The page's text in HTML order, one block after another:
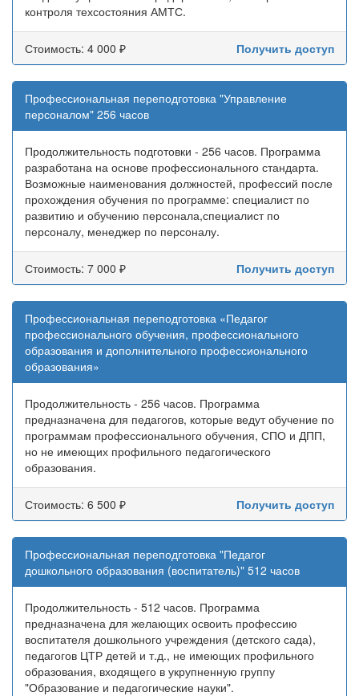
контроля техсостояния АМТС.
Стоимость: 4 000 ₽ Получить доступ
Профессиональная переподготовка "Управление
персоналом" 256 часов
Продолжительность подготовки - 256 часов. Программа
разработана на основе профессионального стандарта.
Возможные наименования должностей, профессий после
прохождения обучения по программе: специалист по
развитию и обучению персонала,специалист по
персоналу, менеджер по персоналу.
Стоимость: 7 000 ₽ Получить доступ
Профессиональная переподготовка «Педагог
профессионального обучения, профессионального
образования и дополнительного профессионального
образования»
Продолжительность - 256 часов. Программа
предназначена для педагогов, которые ведут обучение по
программам профессионального обучения, СПО и ДПП,
но не имеющих профильного педагогического
образования.
Стоимость: 6 500 ₽ Получить доступ
Профессиональная переподготовка "Педагог
дошкольного образования (воспитатель)" 512 часов
Продолжительность - 512 часов. Программа
предназначена для желающих освоить профессию
воспитателя дошкольного учреждения (детского сада),
педагогов ЦТР детей и т.д., не имеющих профильного
образования, входящего в укрупненную группу
"Образование и педагогические науки".